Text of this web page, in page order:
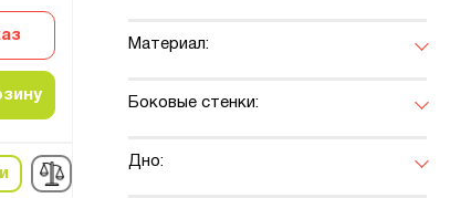
Материал:
Боковые стенки:
Дно: